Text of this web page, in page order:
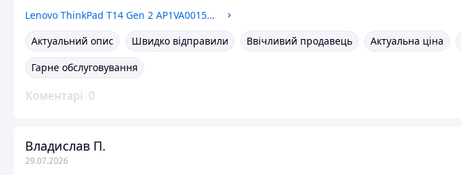
Lenovo ThinkPad T14 Gen 2 AP1VA001500 PF3M12ZA Нижня частина корпусу, корито, піддон
Актуальний опис
Швидко відправили Ввічливий продавець Актуальна ціна
Гарне обслуговування
Коментарі 0
Владислав П.
29.07.2026